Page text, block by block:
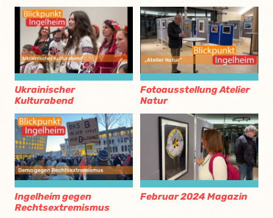
Ukrainischer
Kulturabend
Fotoausstellung Atelier
Natur
Ingelheim gegen
Rechtsextremismus
Februar 2024 Magazin